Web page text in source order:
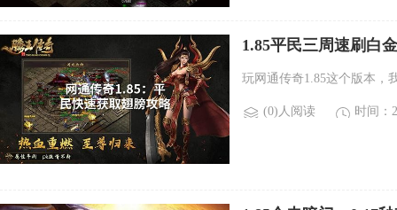
1.85平民三周速刷白
玩网通传奇1.85这个版本，
(0)人阅读 时间：